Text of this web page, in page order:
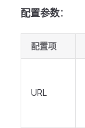
配置参数：
配置项
URL